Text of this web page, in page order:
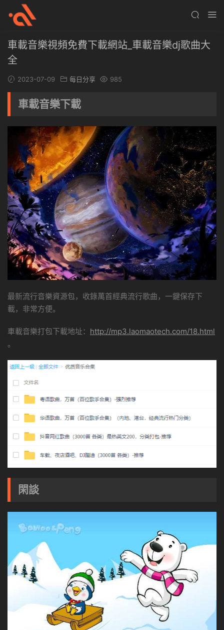
車載音樂視頻免費下載網站_車載音樂dj歌曲大
全
2023-07-09 每日分享 985
車載音樂下載
最新流行音樂資源包，收錄萬首經典流行歌曲，一鍵保存下
載，非常方便。
車載音樂打包下載地址： http://mp3.laomaotech.com/18.html
。
閑談